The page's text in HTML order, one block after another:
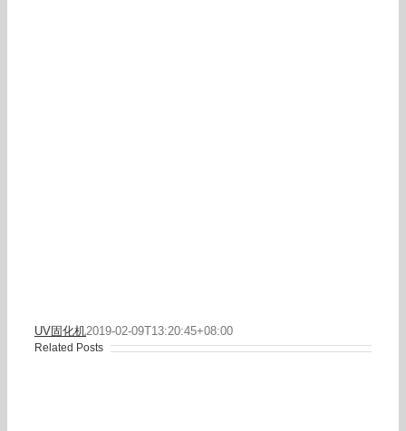
UV固化机2019-02-09T13:20:45+08:00
Related Posts